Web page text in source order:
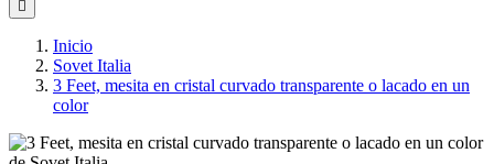

Inicio
Sovet Italia
3 Feet, mesita en cristal curvado transparente o lacado en un
color